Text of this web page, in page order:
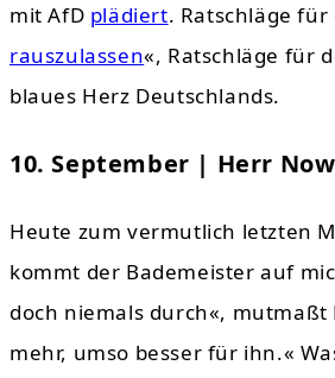
mit AfD plädiert. Ratschläge
rauszulassen«, Ratschläge für
blaues Herz Deutschlands.
10. September | Herr
Heute zum vermutlich letzten
kommt der Bademeister auf
doch niemals durch«, mutmaßt
mehr, umso besser für ihn.«